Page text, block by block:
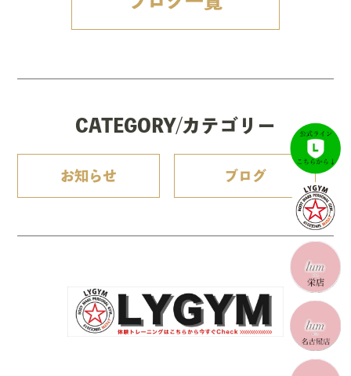
CATEGORY/カテゴリー
お知らせ ブログ